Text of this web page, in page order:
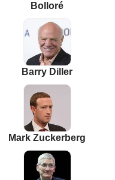
Bolloré
Barry Diller
Mark Zuckerberg